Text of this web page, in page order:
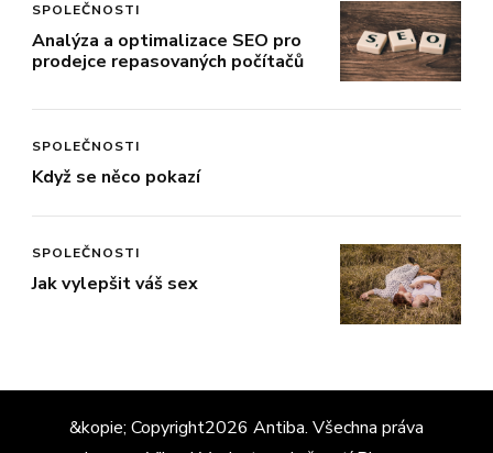
SPOLEČNOSTI
Analýza a optimalizace SEO pro
prodejce repasovaných počítačů
SPOLEČNOSTI
Když se něco pokazí
SPOLEČNOSTI
Jak vylepšit váš sex
&kopie; Copyright2026 Antiba. Všechna práva